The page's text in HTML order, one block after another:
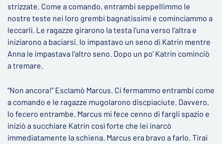
strizzate. Come a comando, entrambi seppellimmo le
nostre teste nei loro grembi bagnatissimi e cominciammo a
leccarli. Le ragazze girarono la testa l'una verso l'altra e
iniziarono a baciarsi. Io impastavo un seno di Katrin mentre
Anna le impastava l'altro seno. Dopo un po' Katrin cominciò
a tremare.
“Non ancora!” Esclamò Marcus. Ci fermammo entrambi come
a comando e le ragazze mugolarono discpiaciute. Davvero,
lo fecero entrambe. Marcus mi fece cenno di fargli spazio e
iniziò a succhiare Katrin così forte che lei inarcò
immediatamente la schiena. Marcus era bravo a farlo. Tirai